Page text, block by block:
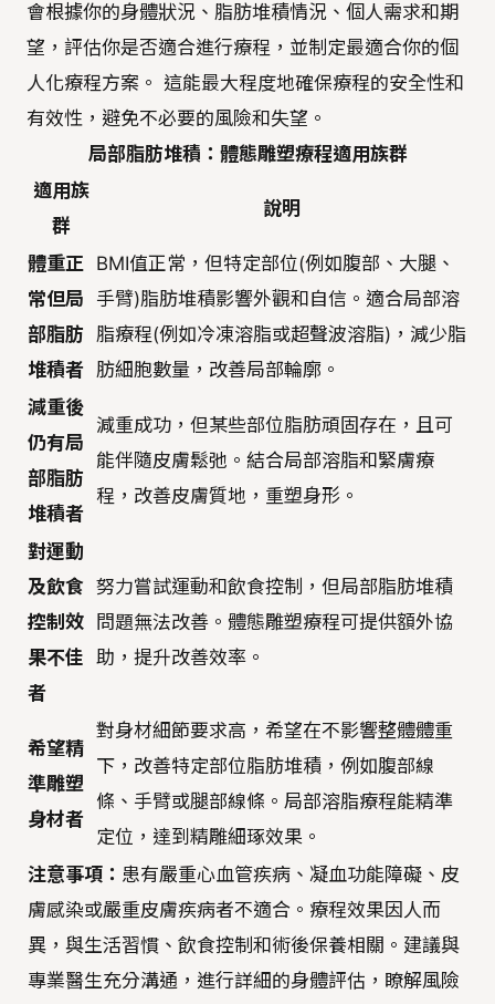
會根據你的身體狀況、脂肪堆積情況、個人需求和期
望，評估你是否適合進行療程，並制定最適合你的個
人化療程方案。 這能最大程度地確保療程的安全性和
有效性，避免不必要的風險和失望。
局部脂肪堆積：體態雕塑療程適用族群
適用族
群
說明
體重正
常但局
部脂肪
堆積者
BMI值正常，但特定部位(例如腹部、大腿、
手臂)脂肪堆積影響外觀和自信。適合局部溶
脂療程(例如冷凍溶脂或超聲波溶脂)，減少脂
肪細胞數量，改善局部輪廓。
減重後
仍有局
部脂肪
堆積者
減重成功，但某些部位脂肪頑固存在，且可
能伴隨皮膚鬆弛。結合局部溶脂和緊膚療
程，改善皮膚質地，重塑身形。
對運動
及飲食
控制效
果不佳
者
努力嘗試運動和飲食控制，但局部脂肪堆積
問題無法改善。體態雕塑療程可提供額外協
助，提升改善效率。
希望精
準雕塑
身材者
對身材細節要求高，希望在不影響整體體重
下，改善特定部位脂肪堆積，例如腹部線
條、手臂或腿部線條。局部溶脂療程能精準
定位，達到精雕細琢效果。
注意事項： 患有嚴重心血管疾病、凝血功能障礙、皮
膚感染或嚴重皮膚疾病者不適合。療程效果因人而
異，與生活習慣、飲食控制和術後保養相關。建議與
專業醫生充分溝通，進行詳細的身體評估，瞭解風險